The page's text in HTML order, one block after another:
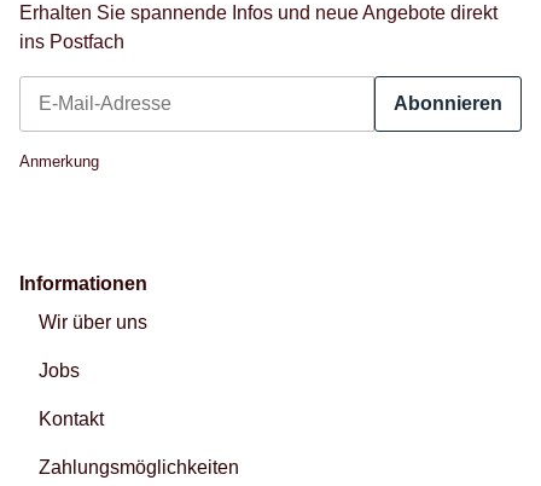
Erhalten Sie spannende Infos und neue Angebote direkt
ins Postfach
Abonnieren
Anmerkung
Informationen
Wir über uns
Jobs
Kontakt
Zahlungsmöglichkeiten